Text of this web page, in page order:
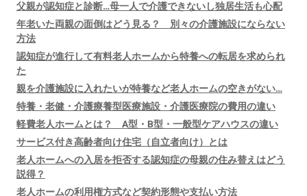
父親が認知症と診断…母一人で介護できないし独居生活も心配
年老いた両親の面倒はどう見る？ 別々の介護施設にならない
方法
認知症が進行して有料老人ホームから特養への転居を求められ
た
親を介護施設に入れたいが特養など老人ホームの空きがない…
特養・老健・介護療養型医療施設・介護医療院の費用の違い
軽費老人ホームとは？ A型・B型・一般型ケアハウスの違い
サービス付き高齢者向け住宅（自立者向け）とは
老人ホームへの入居を拒否する認知症の母親の住み替えはどう
説得？
老人ホームの利用権方式など契約形態や支払い方法